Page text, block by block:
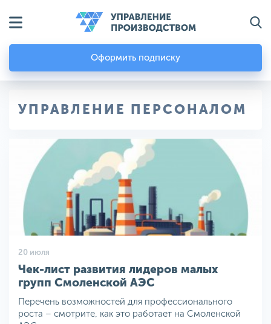
Оформить подписку
УПРАВЛЕНИЕ ПЕРСОНАЛОМ
20 июля
Чек-лист развития лидеров малых
групп Смоленской АЭС
Перечень возможностей для профессионального
роста – смотрите, как это работает на Смоленской